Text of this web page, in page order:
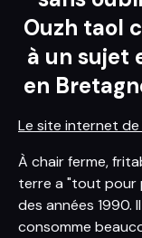
Ouzh taol
à un sujet
en
Le site internet
À chair ferme,
terre a "tout pour
des années 1990.
consomme